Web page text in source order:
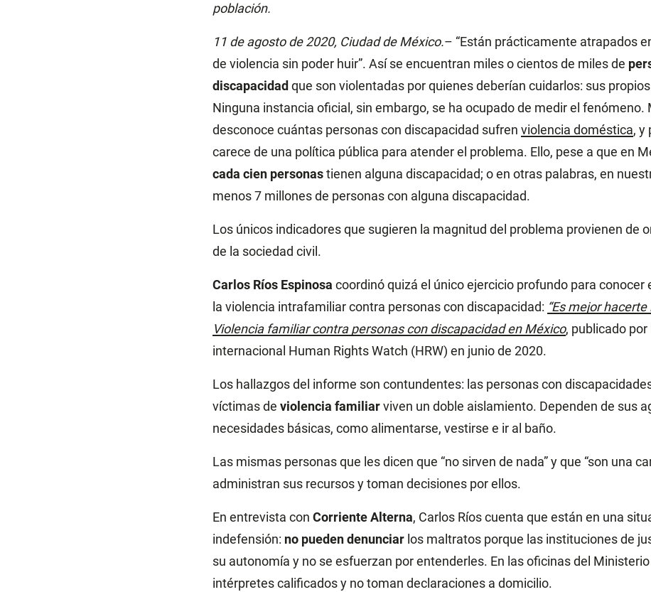
población.
11 de agosto de 2020, Ciudad de México.– “Están prácticamente atrapados
de violencia sin poder huir”. Así se encuentran miles o cientos de miles de
discapacidad que son violentadas por quienes deberían cuidarlos: sus
Ninguna instancia oficial, sin embargo, se ha ocupado de medir el fenómeno.
desconoce cuántas personas con discapacidad sufren violencia doméstica, y
carece de una política pública para atender el problema. Ello, pese a que en
cada cien personastienen alguna discapacidad; o en otras palabras, en
menos 7 millones de personas con alguna discapacidad.
Los únicos indicadores que sugieren la magnitud del problema provienen de
de la sociedad civil.
Carlos Ríos Espinosa coordinó quizá el único ejercicio profundo para conocer
la violencia intrafamiliar contra personas con discapacidad: “Es mejor hacerte
Violencia familiar contra personas con discapacidad en México, publicado
internacional Human Rights Watch (HRW) en junio de 2020.
Los hallazgos del informe son contundentes: las personas con
víctimas de violencia familiarviven un doble aislamiento. Dependen de sus
necesidades básicas, como alimentarse, vestirse e ir al baño.
Las mismas personas que les dicen que “no sirven de nada” y que “son una
administran sus recursos y toman decisiones por ellos.
En entrevista con Corriente Alterna, Carlos Ríos cuenta que están en una
indefensión: no pueden denunciarlos maltratos porque las instituciones de
su autonomía y no se esfuerzan por entenderles. En las oficinas del
intérpretes calificados y no toman declaraciones a domicilio.